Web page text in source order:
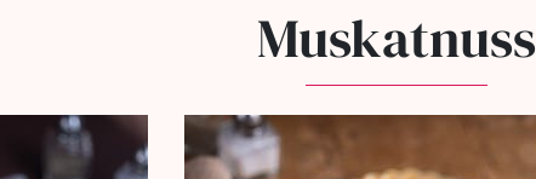
Muskatnuss